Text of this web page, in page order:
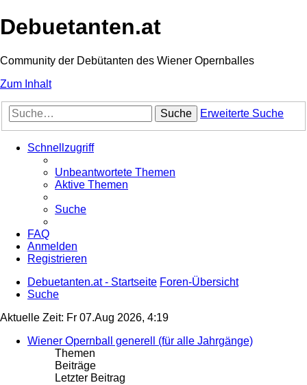
Debuetanten.at
Community der Debütanten des Wiener Opernballes
Zum Inhalt
Suche Erweiterte Suche
Schnellzugriff
Unbeantwortete Themen
Aktive Themen
Suche
FAQ
Anmelden
Registrieren
Debuetanten.at - Startseite Foren-Übersicht
Suche
Aktuelle Zeit: Fr 07.Aug 2026, 4:19
Wiener Opernball generell (für alle Jahrgänge)
Themen
Beiträge
Letzter Beitrag